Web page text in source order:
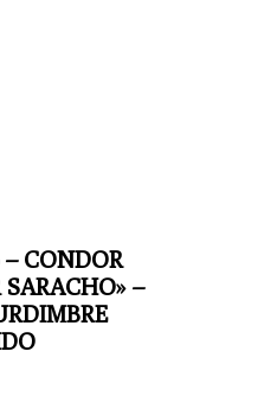
CONDOR
–